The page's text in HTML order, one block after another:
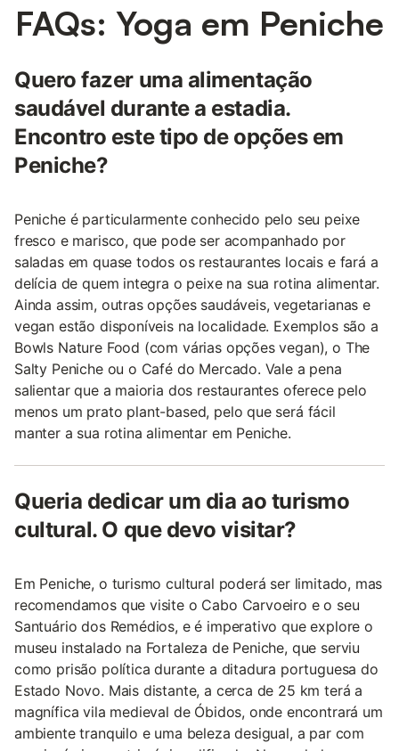
FAQs: Yoga em Peniche
Quero fazer uma alimentação
saudável durante a estadia.
Encontro este tipo de opções em
Peniche?
Peniche é particularmente conhecido pelo seu peixe
fresco e marisco, que pode ser acompanhado por
saladas em quase todos os restaurantes locais e fará a
delícia de quem integra o peixe na sua rotina alimentar.
Ainda assim, outras opções saudáveis, vegetarianas e
vegan estão disponíveis na localidade. Exemplos são a
Bowls Nature Food (com várias opções vegan), o The
Salty Peniche ou o Café do Mercado. Vale a pena
salientar que a maioria dos restaurantes oferece pelo
menos um prato plant-based, pelo que será fácil
manter a sua rotina alimentar em Peniche.
Queria dedicar um dia ao turismo
cultural. O que devo visitar?
Em Peniche, o turismo cultural poderá ser limitado, mas
recomendamos que visite o Cabo Carvoeiro e o seu
Santuário dos Remédios, e é imperativo que explore o
museu instalado na Fortaleza de Peniche, que serviu
como prisão política durante a ditadura portuguesa do
Estado Novo. Mais distante, a cerca de 25 km terá a
magnífica vila medieval de Óbidos, onde encontrará um
ambiente tranquilo e uma beleza desigual, a par com